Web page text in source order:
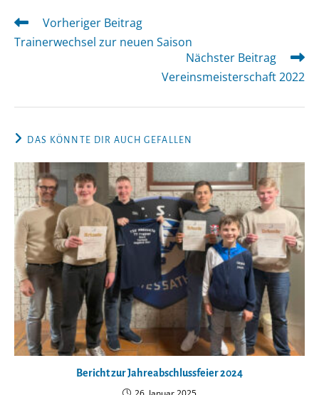
Weitere
Artikel
Vorheriger Beitrag
Trainerwechsel zur neuen Saison
Nächster Beitrag
Vereinsmeisterschaft 2022
DAS KÖNNTE DIR AUCH GEFALLEN
Bericht zur Jahreabschlussfeier 2024